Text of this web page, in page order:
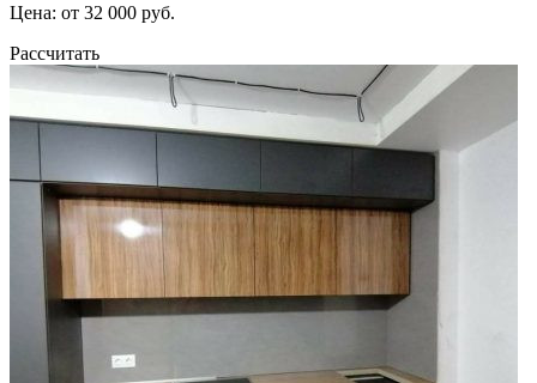
Цена: от 32 000 руб.
Рассчитать